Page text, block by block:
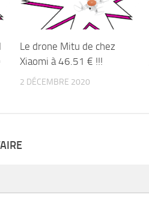
Le drone Mitu de chez
Xiaomi à 46.51 € !!!
2 DÉCEMBRE 2020